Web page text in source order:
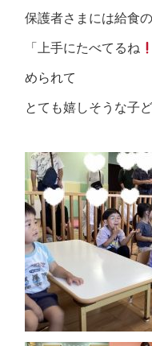
保護者さまには給食
「上手にたべてるね
められて
とても嬉しそうな子